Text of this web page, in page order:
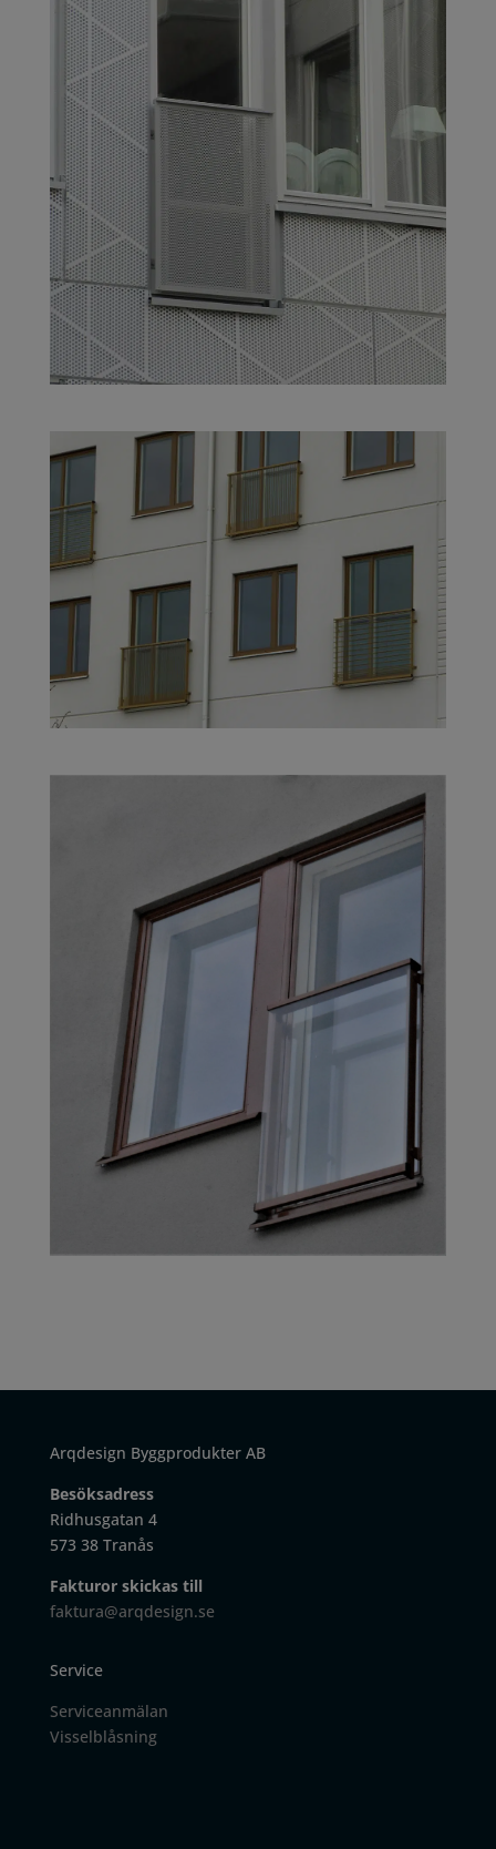
Arqdesign Byggprodukter AB
Besöksadress
Ridhusgatan 4
573 38 Tranås
Fakturor skickas till
faktura@arqdesign.se
Service
Serviceanmälan
Visselblåsning